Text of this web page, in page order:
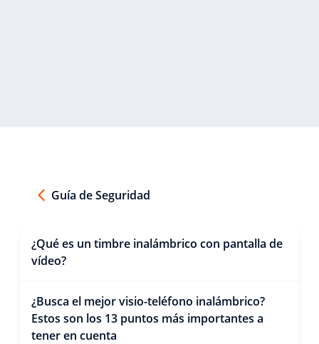
Guía de Seguridad
¿Qué es un timbre inalámbrico con pantalla de
vídeo?
¿Busca el mejor visio-teléfono inalámbrico?
Estos son los 13 puntos más importantes a
tener en cuenta